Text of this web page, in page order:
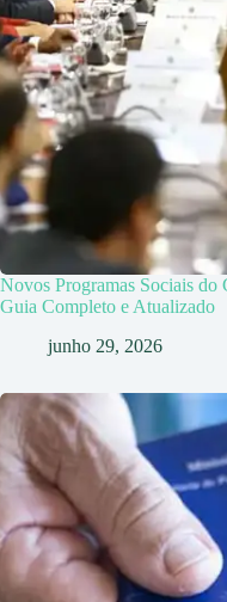
Novos Programas Sociais do
Guia Completo e Atualizado
junho 29, 2026